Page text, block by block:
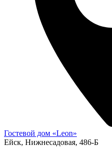
Гостевой дом «Leon»
Ейск, Нижнесадовая, 486-Б